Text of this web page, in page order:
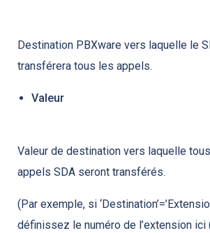
Destination PBXware vers laquelle le
transférera tous les appels.
Valeur
Valeur de destination vers laquelle
appels SDA seront transférés.
(Par exemple, si
définissez le numéro de l’extension ici